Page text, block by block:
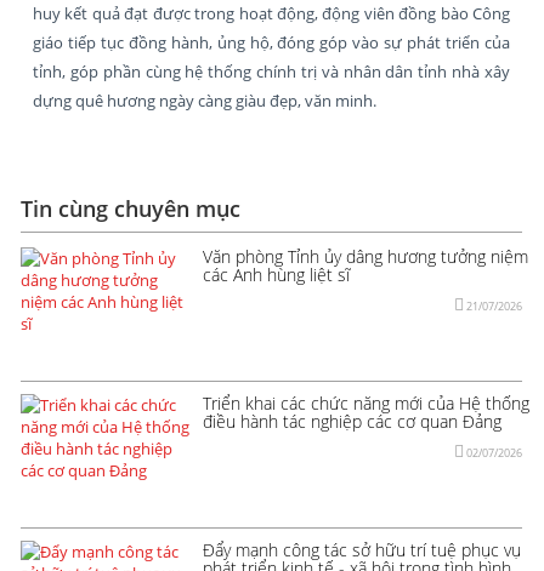
huy kết quả đạt được trong hoạt động, động viên đồng bào Công
giáo tiếp tục đồng hành, ủng hộ, đóng góp vào sự phát triển của
tỉnh, góp phần cùng hệ thống chính trị và nhân dân tỉnh nhà xây
dựng quê hương ngày càng giàu đẹp, văn minh.
Tin cùng chuyên mục
Văn phòng Tỉnh ủy dâng hương tưởng niệm
các Anh hùng liệt sĩ
21/07/2026
Triển khai các chức năng mới của Hệ thống
điều hành tác nghiệp các cơ quan Đảng
02/07/2026
Đẩy mạnh công tác sở hữu trí tuệ phục vụ